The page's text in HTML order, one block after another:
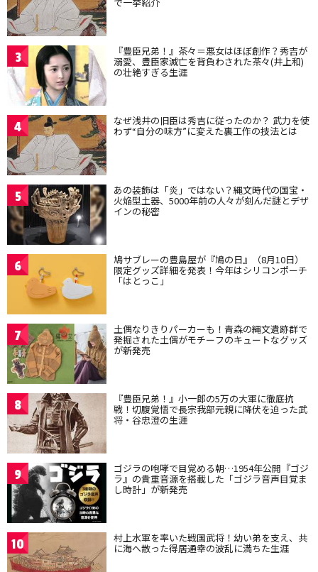
3 『豊臣兄弟！』茶々＝悪女はほぼ創作？秀吉が
溺愛、豊臣家滅亡を背負わされた茶々(井上和)
の壮絶すぎる生涯
4 なぜ浅井の旧臣は秀吉に従ったのか？ 武力を使
わず“自分の味方”に変えた裏工作の技法とは
5 あの装飾は「炎」ではない？縄文時代の国宝・
火焔型土器、5000年前の人々が刻んだ謎とデザ
インの秘密
6 鳩サブレーの豊島屋が『鳩の日』（8月10日）
限定グッズ詳細を発表！今年はシリコンポーチ
「はとっこ」
7 土偶なりきりパーカーも！青森の縄文遺跡群で
発掘された土偶がモチーフのキュートなグッズ
が新発売
8 『豊臣兄弟！』小一郎の5万の大軍に徹底抗
戦！切腹覚悟で長宗我部元親に降伏を迫った武
将・谷忠澄の生涯
9 ゴジラの咆哮で目覚める朝…1954年公開『ゴジ
ラ』の貴重音源を搭載した「ゴジラ音声目覚ま
し時計」が新発売
10 村上水軍を率いた戦国武将！幼い弟を支え、共
に海へ散った得居通幸の波乱に満ちた生涯